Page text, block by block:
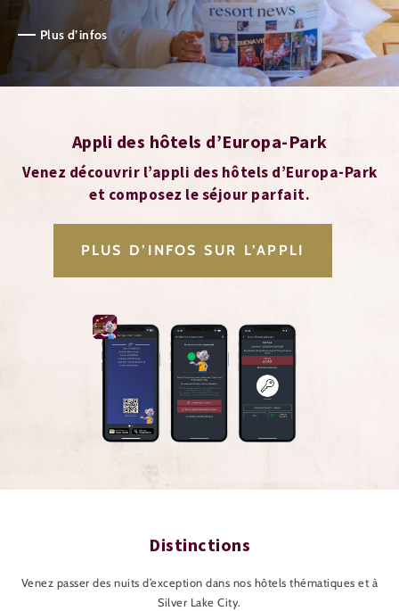
Plus d’infos
Appli des hôtels d’Europa-Park
Venez découvrir l’appli des hôtels d’Europa-Park
et composez le séjour parfait.
PLUS D’INFOS SUR L’APPLI
Distinctions
Venez passer des nuits d’exception dans nos hôtels thématiques et à
Silver Lake City.